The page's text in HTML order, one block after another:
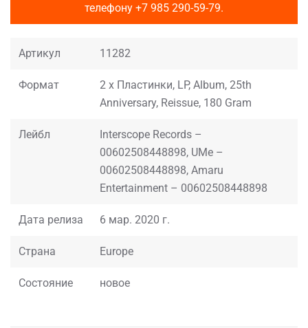
телефону +7 985 290-59-79.
Артикул 11282
Формат
2 x Пластинки, LP, Album, 25th
Anniversary, Reissue, 180 Gram
Лейбл
Interscope Records –
00602508448898, UMe –
00602508448898, Amaru
Entertainment – 00602508448898
Дата релиза 6 мар. 2020 г.
Страна Europe
Состояние новое